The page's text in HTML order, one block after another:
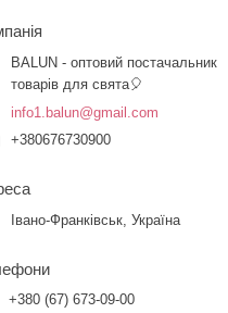
BALUN - оптовий постачальник
товарів для свята🎈
info1.balun@gmail.com
+380676730900
Івано-Франківськ, Україна
+380 (67) 673-09-00